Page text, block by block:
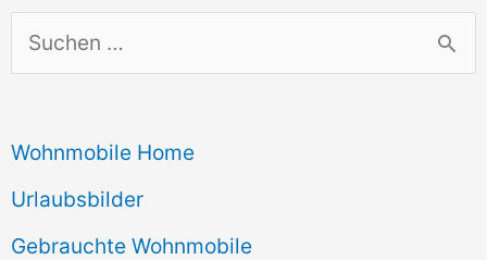
u
h
e
n
Wohnmobile Home
Urlaubsbilder
Gebrauchte Wohnmobile